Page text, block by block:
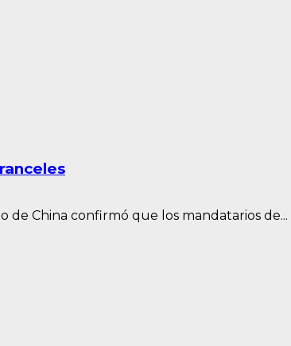
de China confirmó que los mandatarios de...